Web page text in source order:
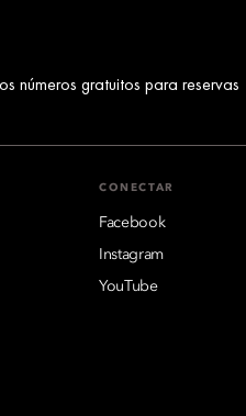
números gratuitos para reservas
CONECTAR
Facebook
Instagram
YouTube